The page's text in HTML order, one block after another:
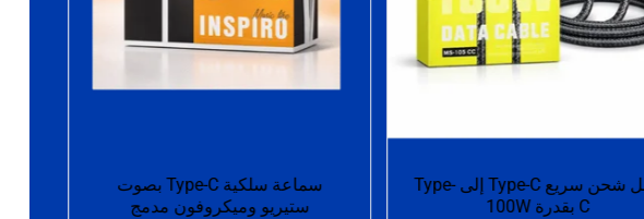
سماعة سلكية Type-C بصوت
ستيريو وميكروفون مدمج
🎧 سماعة WINMAX السلكية –
تجربة صوت تتفوق على التوقعات